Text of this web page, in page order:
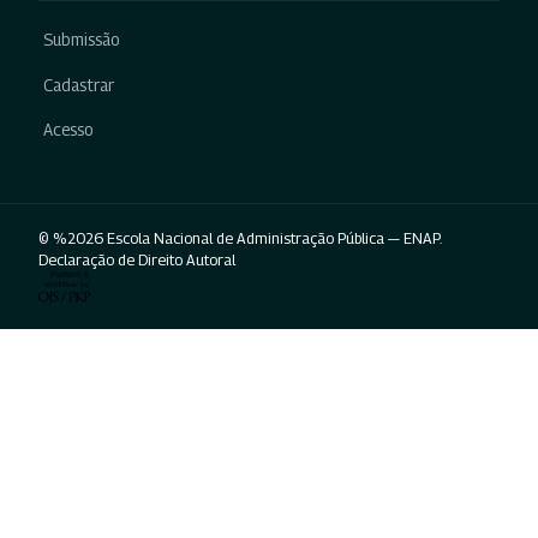
Submissão
Cadastrar
Acesso
© %2026 Escola Nacional de Administração Pública — ENAP.
Declaração de Direito Autoral